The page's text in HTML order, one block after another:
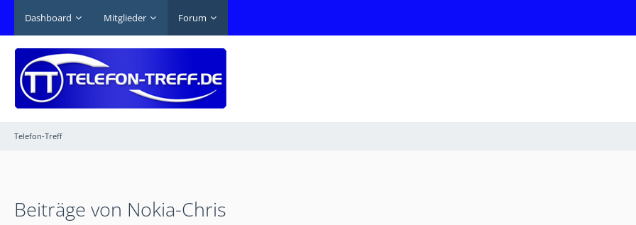
Dashboard Mitglieder Forum
Telefon-Treff
Beiträge von Nokia-Chris